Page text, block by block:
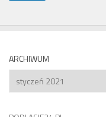
ARCHIWUM
Archiwum